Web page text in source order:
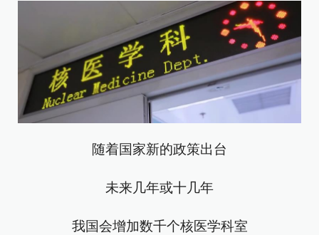
随着国家新的政策出台
未来几年或十几年
我国会增加数千个核医学科室